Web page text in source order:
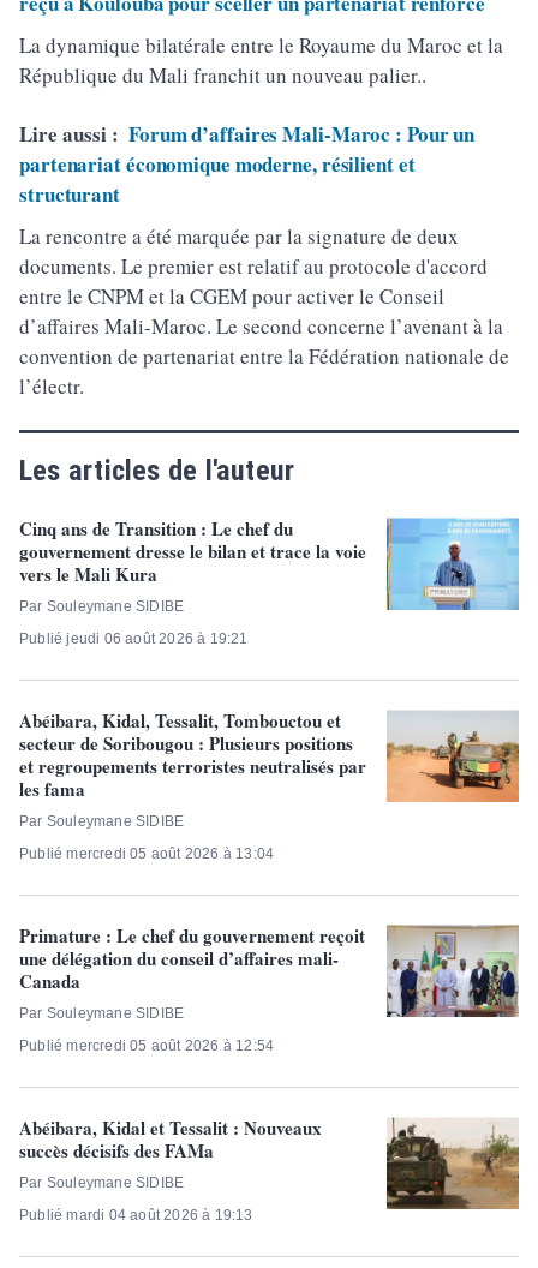
La dynamique bilatérale entre le Royaume du Maroc et la
République du Mali franchit un nouveau palier..
Lire aussi : Forum d’affaires Mali-Maroc : Pour un
partenariat économique moderne, résilient et
structurant
La rencontre a été marquée par la signature de deux
documents. Le premier est relatif au protocole d'accord
entre le CNPM et la CGEM pour activer le Conseil
d’affaires Mali-Maroc. Le second concerne l’avenant à la
convention de partenariat entre la Fédération nationale de
l’électr.
Les articles de l'auteur
Cinq ans de Transition : Le chef du
gouvernement dresse le bilan et trace la voie
vers le Mali Kura
Par Souleymane SIDIBE
Publié jeudi 06 août 2026 à 19:21
Abéibara, Kidal, Tessalit, Tombouctou et
secteur de Soribougou : Plusieurs positions
et regroupements terroristes neutralisés par
les fama
Par Souleymane SIDIBE
Publié mercredi 05 août 2026 à 13:04
Primature : Le chef du gouvernement reçoit
une délégation du conseil d’affaires mali-
Canada
Par Souleymane SIDIBE
Publié mercredi 05 août 2026 à 12:54
Abéibara, Kidal et Tessalit : Nouveaux
succès décisifs des FAMa
Par Souleymane SIDIBE
Publié mardi 04 août 2026 à 19:13